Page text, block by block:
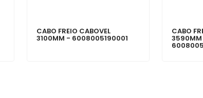
CABO FREIO CABOVEL
3100MM - 6008005190001
CABO